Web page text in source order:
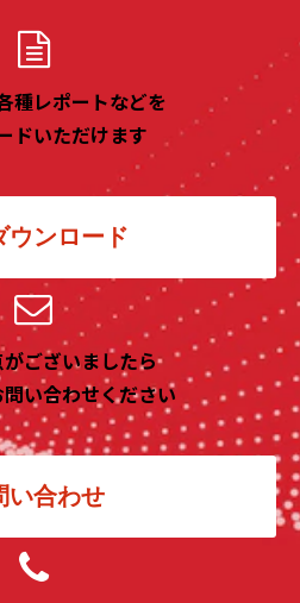
種レポートなどを
ドいただけます
ウンロード
ございましたら
い合わせください
い合わせ